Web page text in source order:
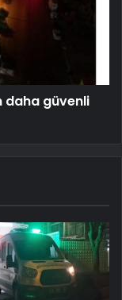
daha güvenli